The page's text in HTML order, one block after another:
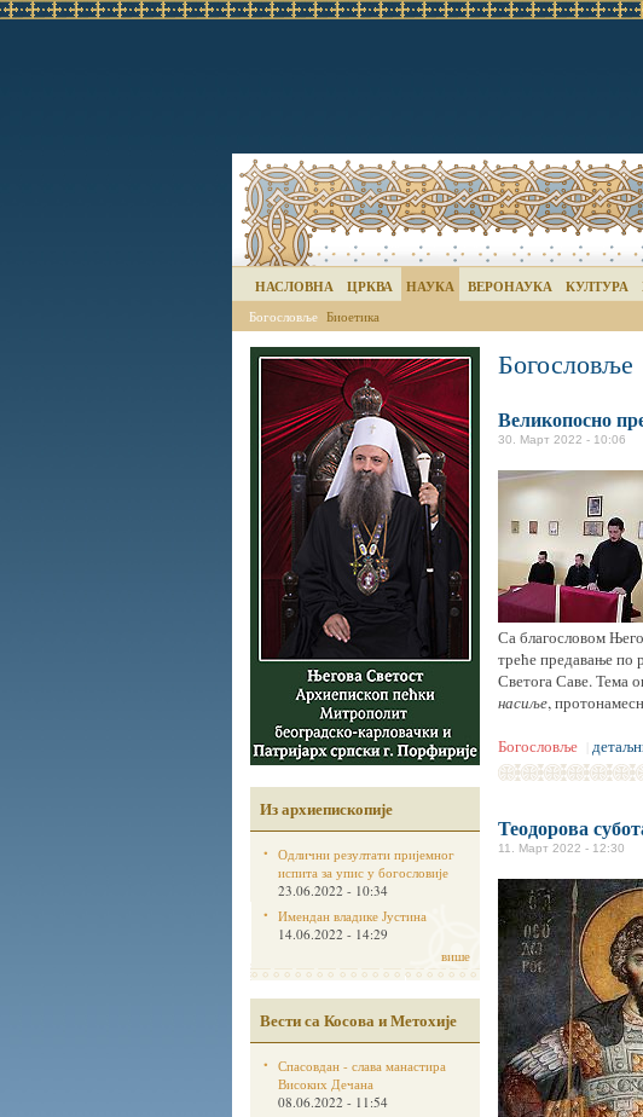
НАСЛОВНА ЦРКВА НАУКА ВЕРОНАУКА КУЛТУРА
Богословље Биоетика
Из архиепископије
Одлични резултати пријемног
испита за упис у богословије
23.06.2022 - 10:34
Имендан владике Јустина
14.06.2022 - 14:29
више
Вести са Косова и Метохије
Спасовдан - слава манастира
Високих Дечана
08.06.2022 - 11:54
Богословље
Великопосно
30. Март 2022 - 10:06
Са благословом
треће предавање по
Светога Саве. Тема
насиље,
Богословље
Теодорова
11. Март 2022 - 12:30